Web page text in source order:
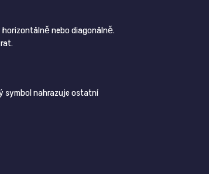
nebo diagonálně.
symbol nahrazuje ostatní